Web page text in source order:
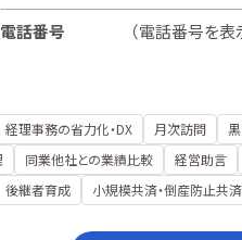
電話番号
（電話番号を表
経理事務の省力化・DX 月次訪問
同業他社との業績比較 経営助言
後継者育成 小規模共済・倒産防止共済